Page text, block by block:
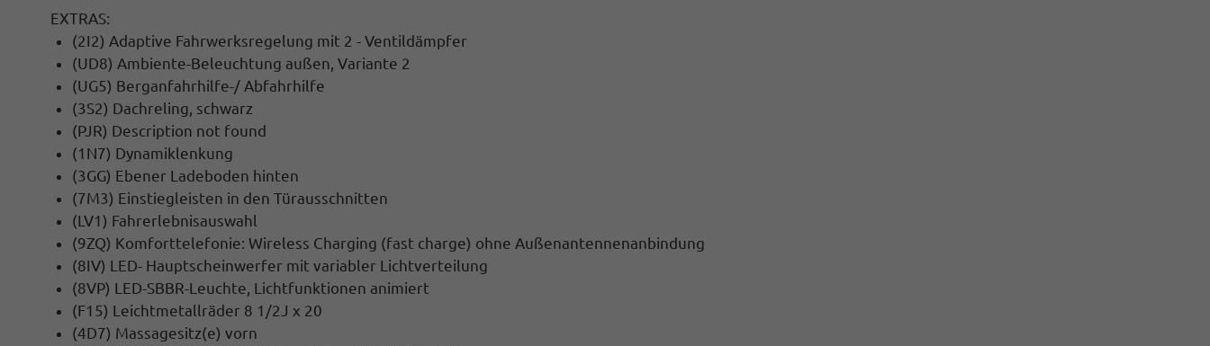
EXTRAS:
(2I2) Adaptive Fahrwerksregelung mit 2 - Ventildämpfer
(UD8) Ambiente-Beleuchtung außen, Variante 2
(UG5) Berganfahrhilfe-/ Abfahrhilfe
(3S2) Dachreling, schwarz
(PJR) Description not found
(1N7) Dynamiklenkung
(3GG) Ebener Ladeboden hinten
(7M3) Einstiegleisten in den Türausschnitten
(LV1) Fahrerlebnisauswahl
(9ZQ) Komforttelefonie: Wireless Charging (fast charge) ohne Außenantennenanbindung
(8IV) LED- Hauptscheinwerfer mit variabler Lichtverteilung
(8VP) LED-SBBR-Leuchte, Lichtfunktionen animiert
(F15) Leichtmetallräder 8 1/2J x 20
(4D7) Massagesitz(e) vorn